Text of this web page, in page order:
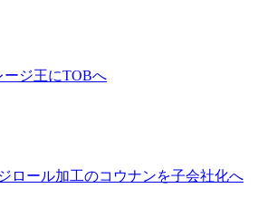
ージ王にTOBへ
ロール加工のコウナンを子会社化へ